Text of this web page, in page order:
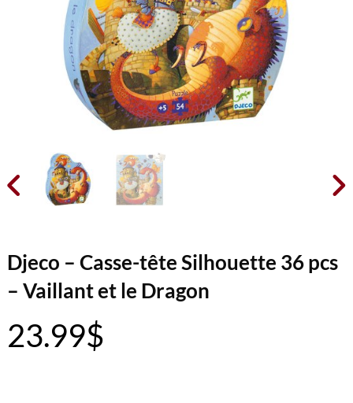
 
Djeco – Casse-tête Silhouette 36 pcs
– Vaillant et le Dragon
23.99$